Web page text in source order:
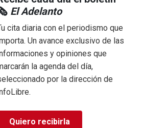
El Adelanto
cita diaria con el periodismo que
Un avance exclusivo de las
y opiniones que
la agenda del día,
por la dirección de
Quiero recibirla